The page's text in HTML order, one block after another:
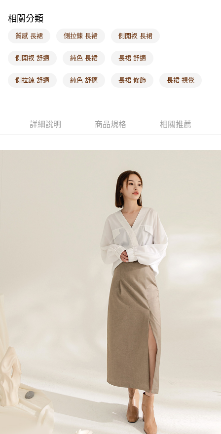
海外配送-歐美地區
相關分類
質感 長裙 側拉鍊 長裙 側開衩 長裙
側開衩 舒適 純色 長裙 長裙 舒適
側拉鍊 舒適 純色 舒適 長裙 修飾 長裙 視覺
詳細說明 商品規格 相關推薦